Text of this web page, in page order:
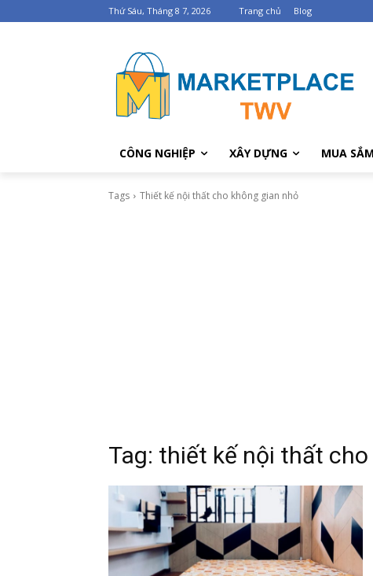
Thứ Sáu, Tháng 8 7, 2026 Trang chủ Blog
CÔNG NGHIỆP XÂY DỰNG MUA SẮM
Tags Thiết kế nội thất cho không gian nhỏ
Tag: thiết kế nội thất